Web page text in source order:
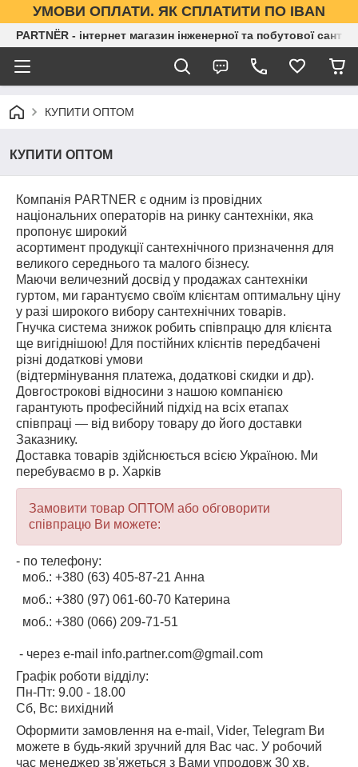
УМОВИ ОПЛАТИ. ЯК СПЛАТИТИ ПО IBAN
PARTNЁR - інтернет магазин інженерної та побутової
КУПИТИ ОПТОМ
КУПИТИ ОПТОМ
Компанія PARTNER є одним із провідних
національних операторів на ринку сантехніки, яка
пропонує широкий
асортимент продукції сантехнічного призначення для
великого середнього та малого бізнесу.
Маючи величезний досвід у продажах сантехніки
гуртом, ми гарантуємо своїм клієнтам оптимальну ціну
у разі широкого вибору сантехнічних товарів.
Гнучка система знижок робить співпрацю для клієнта
ще вигіднішою! Для постійних клієнтів передбачені
різні додаткові умови
(відтермінування платежа, додаткові скидки и др).
Довгострокові відносини з нашою компанією
гарантують професійний підхід на всіх етапах
співпраці — від вибору товару до його доставки
Заказнику.
Доставка товарів здійснюється всією Україною. Ми
перебуваємо в р. Харків
Замовити товар ОПТОМ або обговорити
співпрацю Ви можете:
- по телефону:
моб.: +380 (63) 405-87-21 Анна
моб.: +380 (97) 061-60-70 Катерина
моб.: +380 (066) 209-71-51
- через e-mail info.partner.com@gmail.com
Графік роботи відділу:
Пн-Пт: 9.00 - 18.00
Сб, Вс: вихідний
Оформити замовлення на e-mail, Vider, Telegram Ви
можете в будь-який зручний для Вас час. У робочий
час менеджер зв'яжеться з Вами упродовж 30 хв.